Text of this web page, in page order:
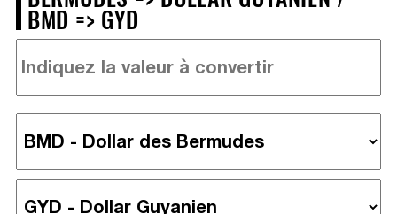
BMD => GYD